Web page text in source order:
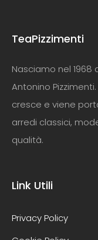
TeaPizzimenti
Nasciamo nel
Antonino
cresce e viene
arredi classici,
qualità.
Link Utili
Privacy Policy